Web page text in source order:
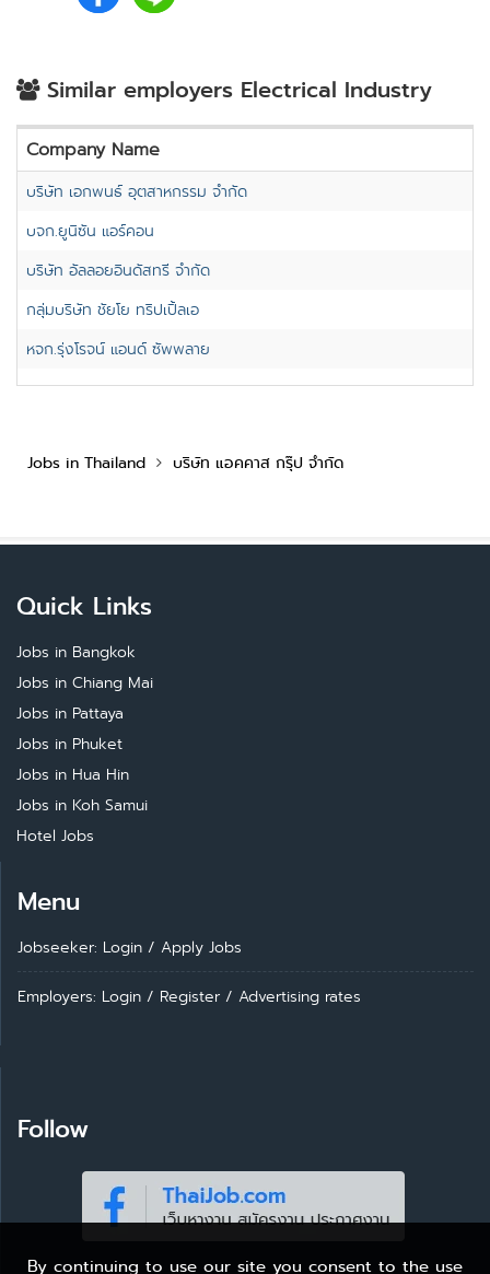
Similar employers Electrical Industry
Company Name
บริษัท เอกพนธ์ อุตสาหกรรม จำกัด
บจก.ยูนิซัน แอร์คอน
บริษัท อัลลอยอินดัสทรี จำกัด
กลุ่มบริษัท ชัยโย ทริปเปิ้ลเอ
หจก.รุ่งโรจน์ แอนด์ ซัพพลาย
Jobs in Thailand บริษัท แอคคาส กรุ๊ป จำกัด
Quick Links
Jobs in Bangkok
Jobs in Chiang Mai
Jobs in Pattaya
Jobs in Phuket
Jobs in Hua Hin
Jobs in Koh Samui
Hotel Jobs
Menu
Jobseeker: Login / Apply Jobs
Employers: Login / Register / Advertising rates
Follow
By continuing to use our site you consent to the use